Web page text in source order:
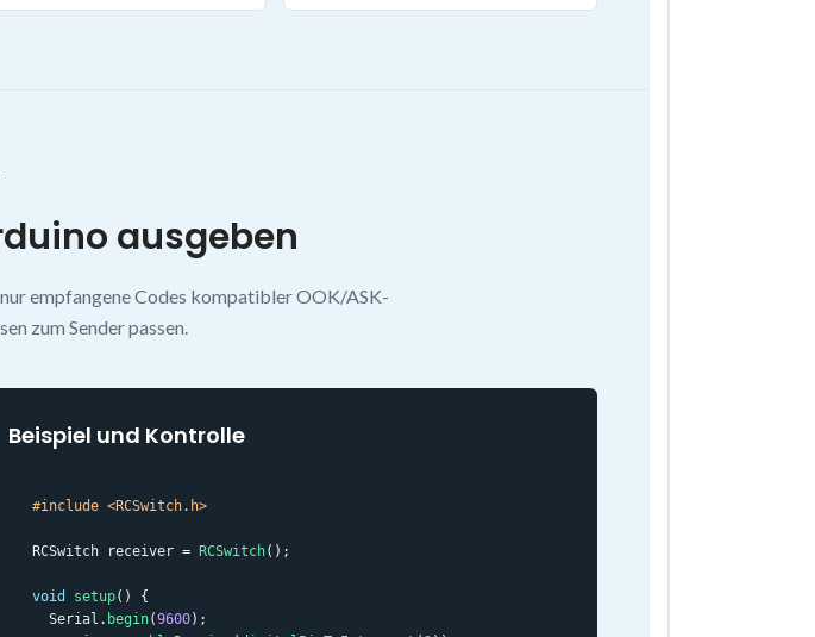
ausgeben
empfangene Codes kompatibler OOK/ASK-
zum Sender passen.
Beispiel und Kontrolle
#include <RCSwitch.h>
RCSwitch receiver = RCSwitch();
void setup() {
  Serial.
begin(9600);